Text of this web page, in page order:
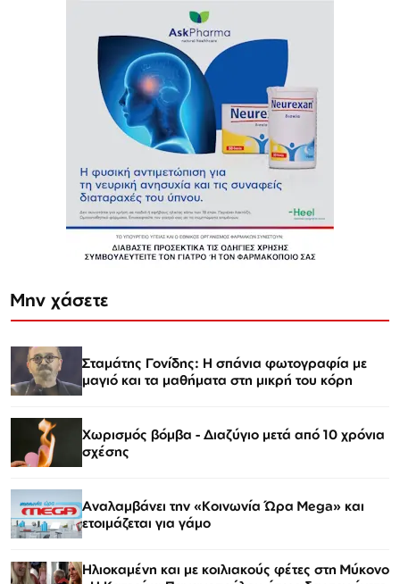
Μην χάσετε
Σταμάτης Γονίδης: Η σπάνια φωτογραφία με
μαγιό και τα μαθήματα στη μικρή του κόρη
Χωρισμός βόμβα - Διαζύγιο μετά από 10 χρόνια
σχέσης
Αναλαμβάνει την «Κοινωνία Ώρα Mega» και
ετοιμάζεται για γάμο
Ηλιοκαμένη και με κοιλιακούς φέτες στη Μύκονο